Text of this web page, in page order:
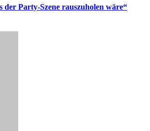
der Party-Szene rauszuholen wäre“